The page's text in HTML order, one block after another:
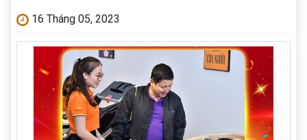
16 Tháng 05, 2023